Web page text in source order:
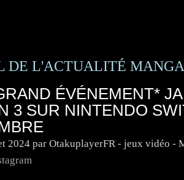
DE L'ACTUALITÉ
ÉVÉNEMENT*
3 SUR NINTENDO
2024 par OtakuplayerFR - jeux vidéo -